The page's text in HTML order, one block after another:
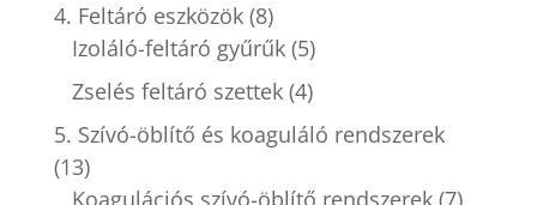
4. Feltáró eszközök (8)
Izoláló-feltáró gyűrűk (5)
Zselés feltáró szettek (4)
5. Szívó-öblítő és koaguláló rendszerek
(13)
Koagulációs szívó-öblítő rendszerek (7)